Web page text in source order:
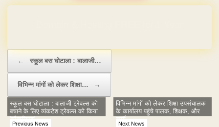
← स्कूल बस घोटाला : बालाजी…
विभिन्न मांगों को लेकर शिक्षा… →
Previous News
स्कूल बस घोटाला : बालाजी ट्रेवल्स को
बचाने के लिए व्यंकटेश ट्रेवल्स को किया
'ब्लैकलिस्ट'
Next News
विभिन्न मांगों को लेकर शिक्षा उपसंचालक
के कार्यालय पहुंचे पालक, शिक्षक, और
कर्मी